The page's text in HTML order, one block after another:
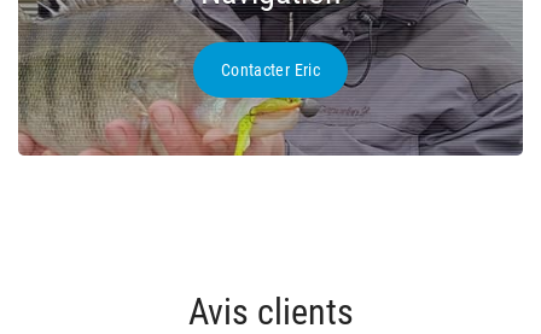
Contacter Eric
Avis clients